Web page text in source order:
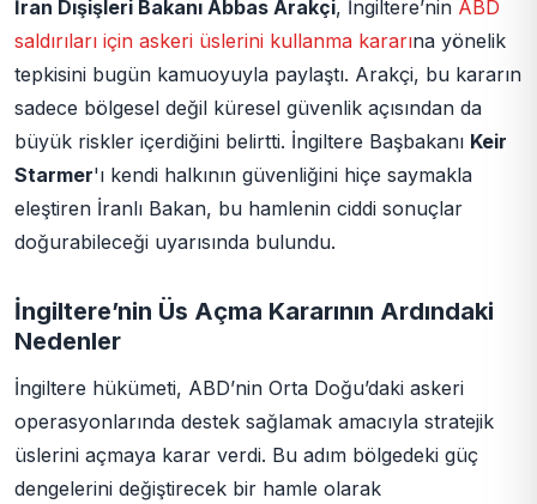
İran Dışişleri Bakanı Abbas Arakçi, İngiltere’nin ABD
saldırıları için askeri üslerini kullanma kararına yönelik
tepkisini bugün kamuoyuyla paylaştı. Arakçi, bu kararın
sadece bölgesel değil küresel güvenlik açısından da
büyük riskler içerdiğini belirtti. İngiltere Başbakanı Keir
Starmer'ı kendi halkının güvenliğini hiçe saymakla
eleştiren İranlı Bakan, bu hamlenin ciddi sonuçlar
doğurabileceği uyarısında bulundu.
İngiltere’nin Üs Açma Kararının Ardındaki
Nedenler
İngiltere hükümeti, ABD’nin Orta Doğu’daki askeri
operasyonlarında destek sağlamak amacıyla stratejik
üslerini açmaya karar verdi. Bu adım bölgedeki güç
dengelerini değiştirecek bir hamle olarak